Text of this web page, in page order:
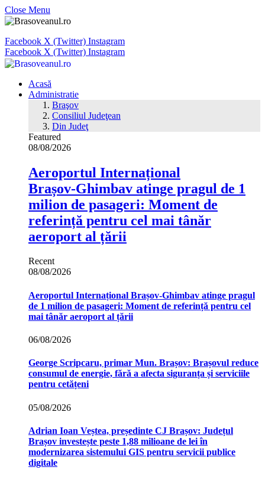
Close Menu
Facebook X (Twitter) Instagram
Facebook X (Twitter) Instagram
Acasă
Administratie
Braşov
Consiliul Judeţean
Din Judeţ
Featured
08/08/2026
Aeroportul Internațional
Brașov‑Ghimbav atinge pragul de 1
milion de pasageri: Moment de
referință pentru cel mai tânăr
aeroport al țării
Recent
08/08/2026
Aeroportul Internațional Brașov‑Ghimbav atinge pragul
de 1 milion de pasageri: Moment de referință pentru cel
mai tânăr aeroport al țării
06/08/2026
George Scripcaru, primar Mun. Brașov: Brașovul reduce
consumul de energie, fără a afecta siguranța și serviciile
pentru cetățeni
05/08/2026
Adrian Ioan Veștea, președinte CJ Brașov: Județul
Brașov investește peste 1,88 milioane de lei în
modernizarea sistemului GIS pentru servicii publice
digitale